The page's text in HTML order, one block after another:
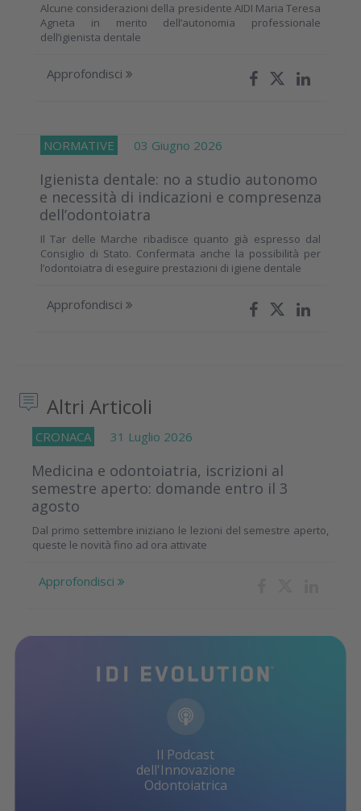
Alcune considerazioni della presidente AIDI Maria Teresa
Agneta in merito dell’autonomia professionale
dell’igienista dentale
Approfondisci
NORMATIVE 03 Giugno 2026
Igienista dentale: no a studio autonomo
e necessità di indicazioni e compresenza
dell’odontoiatra
Il Tar delle Marche ribadisce quanto già espresso dal
Consiglio di Stato. Confermata anche la possibilità per
l’odontoiatra di eseguire prestazioni di igiene dentale
Approfondisci
Altri Articoli
CRONACA 31 Luglio 2026
Medicina e odontoiatria, iscrizioni al
semestre aperto: domande entro il 3
agosto
Dal primo settembre iniziano le lezioni del semestre aperto,
queste le novità fino ad ora attivate
Approfondisci
Il Podcast
dell'Innovazione
Odontoiatrica